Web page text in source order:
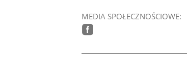
MEDIA SPOŁECZNOŚCIOWE: